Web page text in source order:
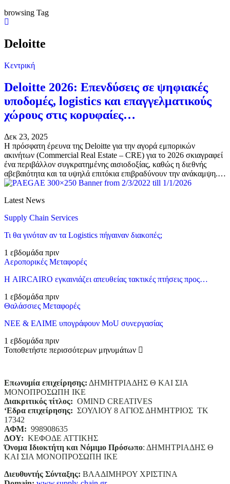
browsing Tag
Deloitte
Κεντρική
Deloitte 2026: Επενδύσεις σε ψηφιακές
υποδομές, logistics και επαγγελματικούς
χώρους στις κορυφαίες…
Δεκ 23, 2025
Η πρόσφατη έρευνα της Deloitte για την αγορά εμπορικών
ακινήτων (Commercial Real Estate – CRE) για το 2026 σκιαγραφεί
ένα περιβάλλον συγκρατημένης αισιοδοξίας, καθώς η διεθνής
αβεβαιότητα και τα υψηλά επιτόκια επιβραδύνουν την ανάκαμψη.…
Latest News
Supply Chain Services
Τι θα γινόταν αν τα Logistics πήγαιναν διακοπές;
1 εβδομάδα πριν
Αεροπορικές Μεταφορές
Η AIRCAIRO εγκαινιάζει απευθείας τακτικές πτήσεις προς…
1 εβδομάδα πριν
Θαλάσσιες Μεταφορές
ΝΕΕ & ΕΛΙΜΕ υπογράφουν MoU συνεργασίας
1 εβδομάδα πριν
Τοποθετήστε περισσότερων μηνυμάτων
Επωνυμία επιχείρησης: ΔΗΜΗΤΡΙΑΔΗΣ Θ ΚΑΙ ΣΙΑ
ΜΟΝΟΠΡΟΣΩΠΗ ΙΚΕ
Διακριτικός τίτλος: ΟΜΙΝD CREATIVES
‘Eδρα επιχείρησης: ΣΟΥΛΙΟΥ 8 ΑΓΙΟΣ ΔΗΜΗΤΡΙΟΣ ΤΚ
17342
ΑΦΜ: 998908635
ΔΟΥ: ΚΕΦΟΔΕ ΑΤΤΙΚΗΣ
Όνομα Ιδιοκτήτη και Νόμιμο Πρόσωπο: ΔΗΜΗΤΡΙΑΔΗΣ Θ
ΚΑΙ ΣΙΑ ΜΟΝΟΠΡΟΣΩΠΗ ΙΚΕ
Διευθυντής Σύνταξης: ΒΛΑΔΙΜΗΡΟΥ ΧΡΙΣΤΙΝΑ